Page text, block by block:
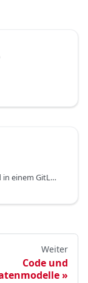
Die Dokumentation der Text+ Registry wird in einem GitLab Repository gepflegt und mit Hilfe von Docusaurus in eine statische Website konvertiert.
Weiter
Code und